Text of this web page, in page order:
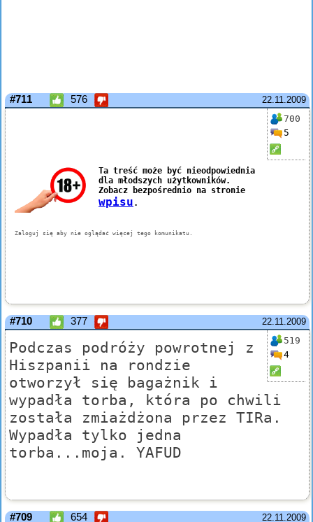
22.11.2009
#711 576
700
5
22.11.2009
#710 377
519
4
Podczas podróży powrotnej z
Hiszpanii na rondzie
otworzył się bagażnik i
wypadła torba, która po chwili
została zmiażdżona przez TIRa.
Wypadła tylko jedna
torba...moja. YAFUD
22.11.2009
#709 654